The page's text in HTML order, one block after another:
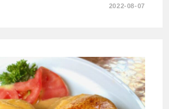
2022-08-07